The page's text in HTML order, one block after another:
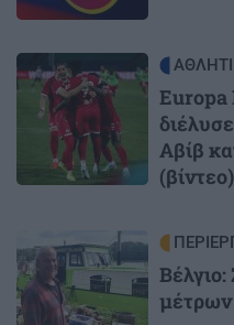
Image
Europa
Αβίβ
(βίντεο)
Image
Βέλγιο:
μέτρων